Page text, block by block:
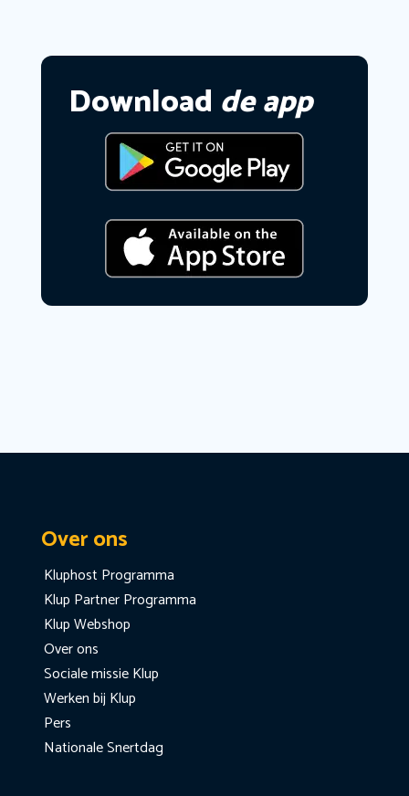
Download de app
Over ons
Kluphost Programma
Klup Partner Programma
Klup Webshop
Over ons
Sociale missie Klup
Werken bij Klup
Pers
Nationale Snertdag